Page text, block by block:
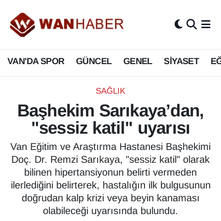
VAN'DA SPOR GÜNCEL GENEL SİYASET
SAĞLIK
Başhekim Sarıkaya’dan,
"sessiz katil" uyarısı
Van Eğitim ve Araştırma Hastanesi Başhekimi
Doç. Dr. Remzi Sarıkaya, "sessiz katil" olarak
bilinen hipertansiyonun belirti vermeden
ilerlediğini belirterek, hastalığın ilk bulgusunun
doğrudan kalp krizi veya beyin kanaması
olabileceği uyarısında bulundu.
3.SAYFA
ASAYİŞ
BİLİM VE TEKNOLOJİ
Biyografi
ÇEVRE
Deprem
Dernekler, Odalar
Van Nöbetçi Eczaneler
Van Hava Durumu
Van Namaz Vakitleri
Van Trafik Yoğunluk Haritası
Süper Lig Puan Durumu ve Fikstür
Tüm Manşetler
Son Dakika Haberleri
Haber Arşivi